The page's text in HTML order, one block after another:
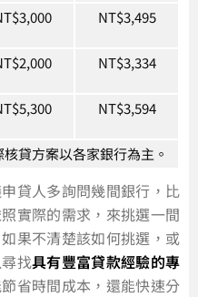
NT$3,495
NT$3,334
NT$3,594
貸方案以各家銀行為主。
貸人多詢問幾間銀行，比
實際的需求，來挑選一間
果不清楚該如何挑選，或
找具有豐富貸款經驗的專
節省時間成本，還能快速分